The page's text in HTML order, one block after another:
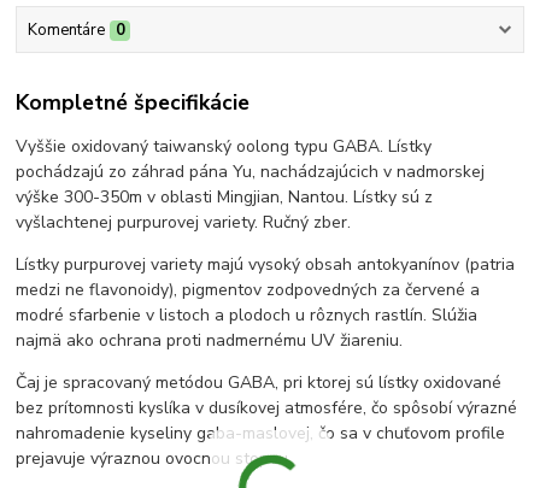
Komentáre 0
Kompletné špecifikácie
Vyššie oxidovaný taiwanský oolong typu GABA. Lístky
pochádzajú zo záhrad pána Yu, nachádzajúcich v nadmorskej
výške 300-350m v oblasti Mingjian, Nantou. Lístky sú z
vyšlachtenej purpurovej variety. Ručný zber.
Lístky purpurovej variety majú vysoký obsah antokyanínov (patria
medzi ne flavonoidy), pigmentov zodpovedných za červené a
modré sfarbenie v listoch a plodoch u rôznych rastlín. Slúžia
najmä ako ochrana proti nadmernému UV žiareniu.
Čaj je spracovaný metódou GABA, pri ktorej sú lístky oxidované
bez prítomnosti kyslíka v dusíkovej atmosfére, čo spôsobí výrazné
nahromadenie kyseliny gaba-maslovej, čo sa v chuťovom profile
prejavuje výraznou ovocnou stopou.